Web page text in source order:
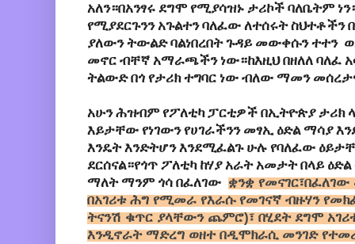
አለን።በአንፃሩ ደግሞ የሚያሳዝኑ ታሪኮች ባለቤትም
የሚያደርጉንን አጉልተን ባለፈው ለተሰሩት ስህተቶችን
ያለውን ትውልድ ባልነበረበት ጉዳይ መውቀሱን ተተን
መኖር ብቸኛ አማራጫችን ነው።ከእዚህ በዘለለ ባለፈ
ትልውድ በጎ የታሪክ ተግባር ነው ብለውማመን
አሁን ሕዝብም የፖለቲካ ፓርቲዎች በኢትዮጵያ ታሪክ
እይታቸው የነገውን የሀገራችንን መፃኢ ዕድል ማሳያ
እንዴት እንድትሆን እንደሚፈልጉ ሁሉ የባለፈው
ደርሰናል።የጎጥ ፖለቲካ ከሃያ አራት አመታት በላይ
ማለት ማንም ጎሳ በፈለገው ቋንቋ የመናገር፣በፈለገው
በአገሪቱ ሕግ የሚመራ የእራሱ የመገናኛ ብዙሃን
ትናንሽ ቁጥር ያላቸውን ጨምሮ)፣ በሂደት ደግሞ
እንዲኖራት ማድረግ ወዘተ በዲሞክራሲ መንገድ